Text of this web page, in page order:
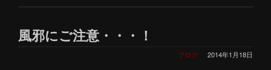
風邪にご注意・・・！
2014年1月18日
ブログ